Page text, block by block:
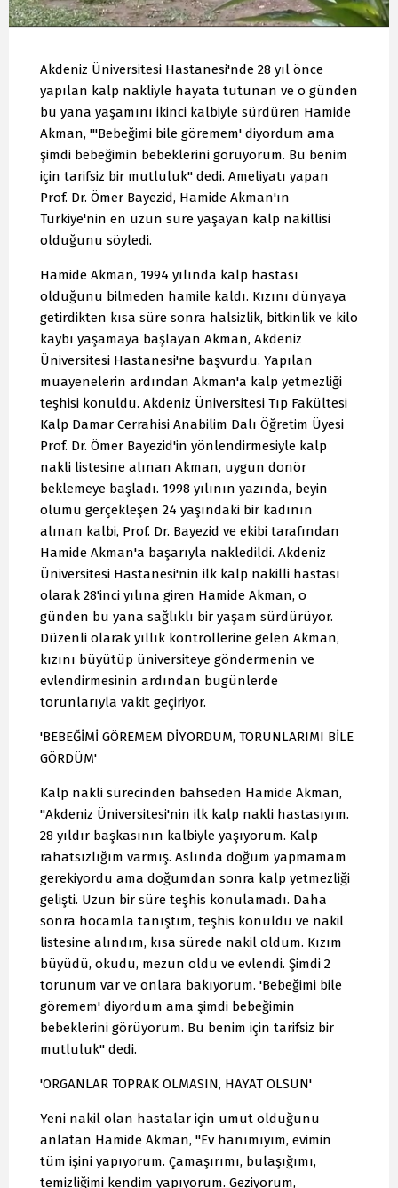
Akdeniz Üniversitesi Hastanesi'nde 28 yıl önce
yapılan kalp nakliyle hayata tutunan ve o günden
bu yana yaşamını ikinci kalbiyle sürdüren Hamide
Akman, "'Bebeğimi bile göremem' diyordum ama
şimdi bebeğimin bebeklerini görüyorum. Bu benim
için tarifsiz bir mutluluk" dedi. Ameliyatı yapan
Prof. Dr. Ömer Bayezid, Hamide Akman'ın
Türkiye'nin en uzun süre yaşayan kalp nakillisi
olduğunu söyledi.
Hamide Akman, 1994 yılında kalp hastası
olduğunu bilmeden hamile kaldı. Kızını dünyaya
getirdikten kısa süre sonra halsizlik, bitkinlik ve kilo
kaybı yaşamaya başlayan Akman, Akdeniz
Üniversitesi Hastanesi'ne başvurdu. Yapılan
muayenelerin ardından Akman'a kalp yetmezliği
teşhisi konuldu. Akdeniz Üniversitesi Tıp Fakültesi
Kalp Damar Cerrahisi Anabilim Dalı Öğretim Üyesi
Prof. Dr. Ömer Bayezid'in yönlendirmesiyle kalp
nakli listesine alınan Akman, uygun donör
beklemeye başladı. 1998 yılının yazında, beyin
ölümü gerçekleşen 24 yaşındaki bir kadının
alınan kalbi, Prof. Dr. Bayezid ve ekibi tarafından
Hamide Akman'a başarıyla nakledildi. Akdeniz
Üniversitesi Hastanesi'nin ilk kalp nakilli hastası
olarak 28'inci yılına giren Hamide Akman, o
günden bu yana sağlıklı bir yaşam sürdürüyor.
Düzenli olarak yıllık kontrollerine gelen Akman,
kızını büyütüp üniversiteye göndermenin ve
evlendirmesinin ardından bugünlerde
torunlarıyla vakit geçiriyor.
'BEBEĞİMİ GÖREMEM DİYORDUM, TORUNLARIMI BİLE
GÖRDÜM'
Kalp nakli sürecinden bahseden Hamide Akman,
"Akdeniz Üniversitesi'nin ilk kalp nakli hastasıyım.
28 yıldır başkasının kalbiyle yaşıyorum. Kalp
rahatsızlığım varmış. Aslında doğum yapmamam
gerekiyordu ama doğumdan sonra kalp yetmezliği
gelişti. Uzun bir süre teşhis konulamadı. Daha
sonra hocamla tanıştım, teşhis konuldu ve nakil
listesine alındım, kısa sürede nakil oldum. Kızım
büyüdü, okudu, mezun oldu ve evlendi. Şimdi 2
torunum var ve onlara bakıyorum. 'Bebeğimi bile
göremem' diyordum ama şimdi bebeğimin
bebeklerini görüyorum. Bu benim için tarifsiz bir
mutluluk" dedi.
'ORGANLAR TOPRAK OLMASIN, HAYAT OLSUN'
Yeni nakil olan hastalar için umut olduğunu
anlatan Hamide Akman, "Ev hanımıyım, evimin
tüm işini yapıyorum. Çamaşırımı, bulaşığımı,
temizliğimi kendim yapıyorum. Geziyorum,